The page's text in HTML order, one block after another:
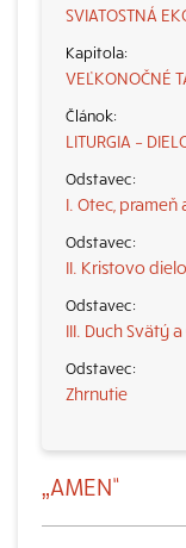
SVIATOSTNÁ
VEĽKONOČNÉ
LITURGIA –
I. Otec,
II. Kristovo
III. Duch Svätý
Zhrnutie
„AMEN“